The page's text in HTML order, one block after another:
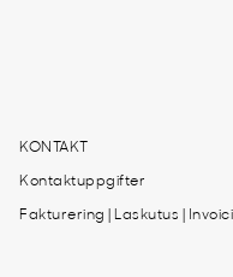
KONTAKT
Kontaktuppgifter
Fakturering | Laskutus |